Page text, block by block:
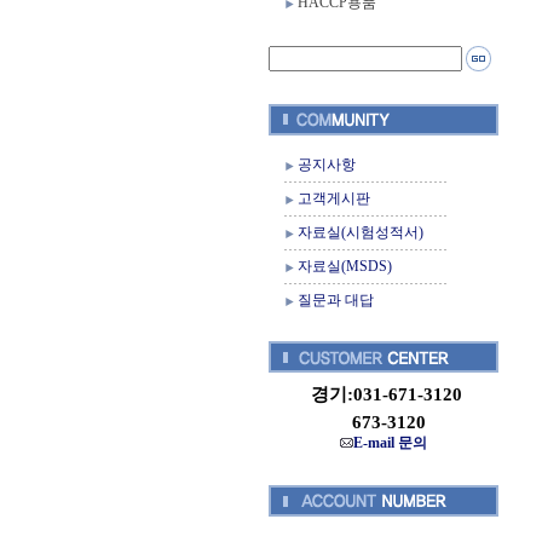
공지사항
고객게시판
자료실(시험성적서)
자료실(MSDS)
질문과 대답
경기:031-671-3120
673-3120
E-mail 문의